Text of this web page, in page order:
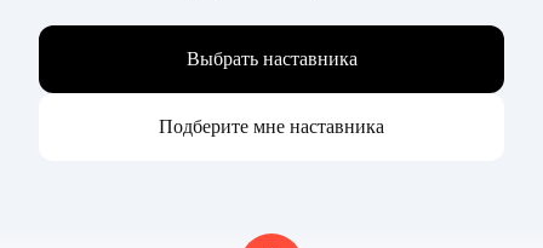
Выбрать наставника
Подберите мне наставника